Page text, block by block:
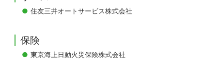
住友三井オートサービス株式会社
保険
東京海上日動火災保険株式会社